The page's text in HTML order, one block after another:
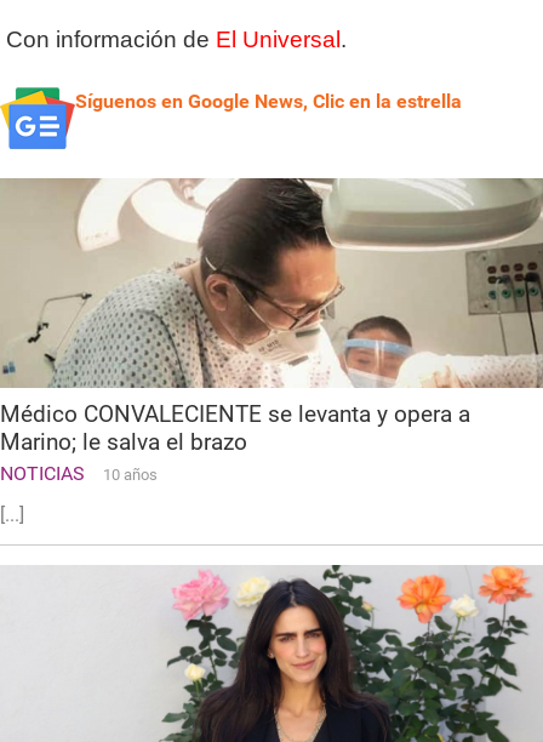
Con información de El Universal .
Síguenos en Google News, Clic en la estrella
Médico CONVALECIENTE se levanta y opera a
Marino; le salva el brazo
NOTICIAS 10 años
[...]